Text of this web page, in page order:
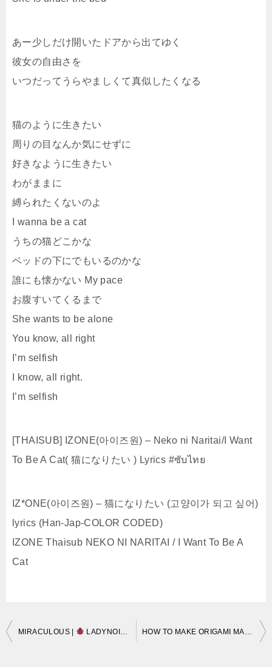
あー少しだけ開いたドアから出てゆく
彼女の自由さを
いつだってうらやましくて真似したくなる
猫のように生きたい
周りの目なんか気にせずに
好きなように生きたい
わがままに
縛られたくないのよ
I wanna be a cat
うちの猫どこかな
ベッドの下にでもいるのかな
誰にも懐かない My pace
お腹すいてくるまで
She wants to be alone
You know, all right
I’m selfish
I know, all right.
I’m selfish
[THAISUB] IZONE(아이즈원) – Neko ni Naritai/I Want
To Be A Cat( 猫になりたい ) Lyrics #ซับไทย
IZ*ONE(아이즈원) – 猫になりたい (고양이가 되고 싶어)
lyrics (Han-Jap-COLOR CODED)
IZONE Thaisub NEKO NI NARITAI / I Want To Be A
Cat
投
MIRACULOUS | LADYNOIR | SEASON 3 | Tales of Ladybug and
HOW TO MAKE ORIGAMI MANIKI NEKO origami lucky cat by oriol esteve -TUTORIAL